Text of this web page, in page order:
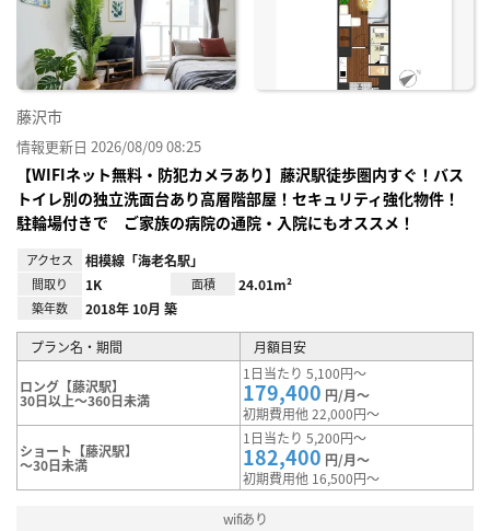
藤沢市
情報更新日 2026/08/09 08:25
【WIFIネット無料・防犯カメラあり】藤沢駅徒歩圏内すぐ！バス
トイレ別の独立洗面台あり高層階部屋！セキュリティ強化物件！
駐輪場付きで ご家族の病院の通院・入院にもオススメ！
アクセス 相模線「海老名駅」
間取り 1K 面積 24.01m²
築年数 2018年 10月 築
プラン名・期間 月額目安
ロング【藤沢駅】
30日以上～360日未満
1日当たり 5,100円～
179,400 円/月～
初期費用他 22,000円～
ショート【藤沢駅】
～30日未満
1日当たり 5,200円～
182,400 円/月～
初期費用他 16,500円～
wifiあり